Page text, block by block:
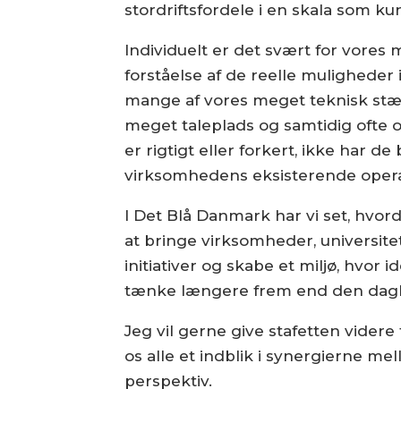
stordriftsfordele i en skala som
Individuelt er det svært for vores
forståelse af de reelle
mange af vores meget teknisk
meget taleplads og samtidig ofte
er rigtigt eller forkert, ikke har
virksomhedens eksisterende
I Det Blå Danmark har vi set,
at bringe virksomheder,
initiativer og skabe et miljø, hvor
tænke længere frem end den
Jeg vil gerne give stafetten videre
os alle et indblik i synergierne
perspektiv.